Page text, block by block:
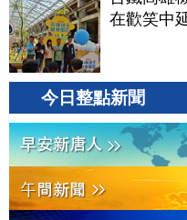
在歡笑中
今日整點新聞